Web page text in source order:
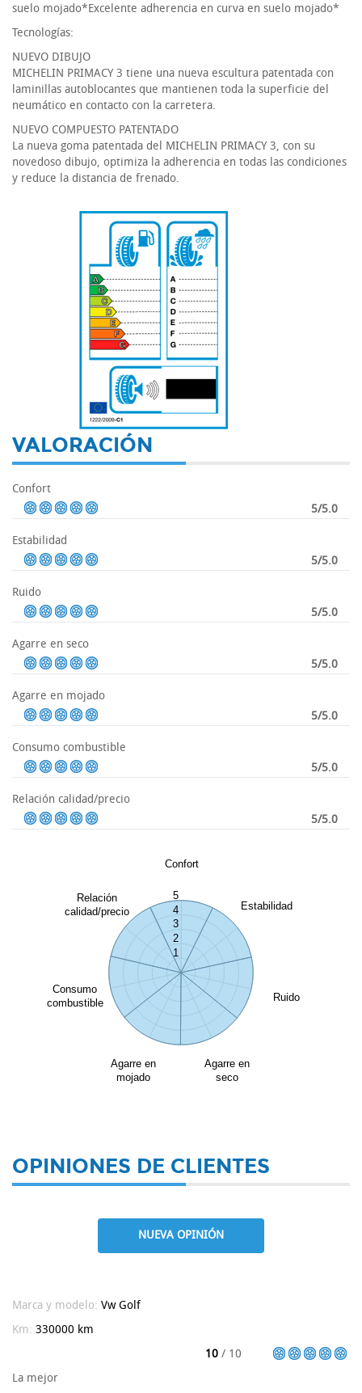
suelo mojado*Excelente adherencia en curva en suelo mojado*
Tecnologías:
NUEVO DIBUJO
MICHELIN PRIMACY 3 tiene una nueva escultura patentada con
laminillas autoblocantes que mantienen toda la superficie del
neumático en contacto con la carretera.
NUEVO COMPUESTO PATENTADO
La nueva goma patentada del MICHELIN PRIMACY 3, con su
novedoso dibujo, optimiza la adherencia en todas las condiciones
y reduce la distancia de frenado.
VALORACIÓN
Confort
5/5.0
Estabilidad
5/5.0
Ruido
5/5.0
Agarre en seco
5/5.0
Agarre en mojado
5/5.0
Consumo combustible
5/5.0
Relación calidad/precio
5/5.0
Confort
Estabilidad
Ruido
Agarre en
seco
Agarre en
mojado
Consumo
combustible
Relación
calidad/precio
1
2
3
4
5
OPINIONES DE CLIENTES
NUEVA OPINIÓN
Marca y modelo: VwGolf
Km: 330000 km
10 / 10
La mejor